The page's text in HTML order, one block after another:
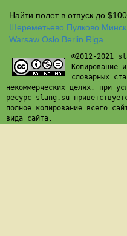
Найти полет в отпуск до
Шереметьево Пулково Минск
Warsaw Oslo Berlin Riga
©2012-2021
Копирование
словарных
некоммерческих целях, при
ресурс slang.su
полное копирование всего
вида сайта.